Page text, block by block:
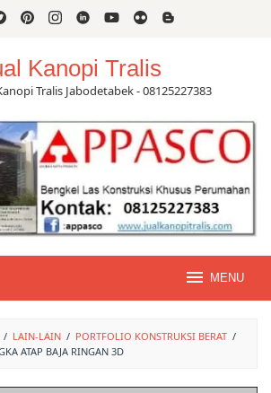
Kanopi Tralis
Tralis Jabodetabek - 08125227383
MENU
/ LAIN-LAIN / PORTFOLIO KONSTRUKSI BERAT /
ATAP BAJA RINGAN 3D